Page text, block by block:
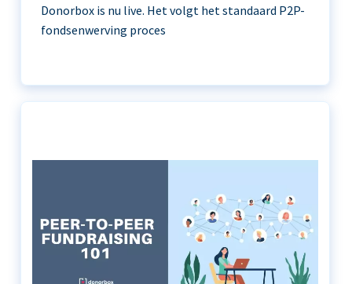
Donorbox is nu live. Het volgt het standaard P2P-
fondsenwerving proces